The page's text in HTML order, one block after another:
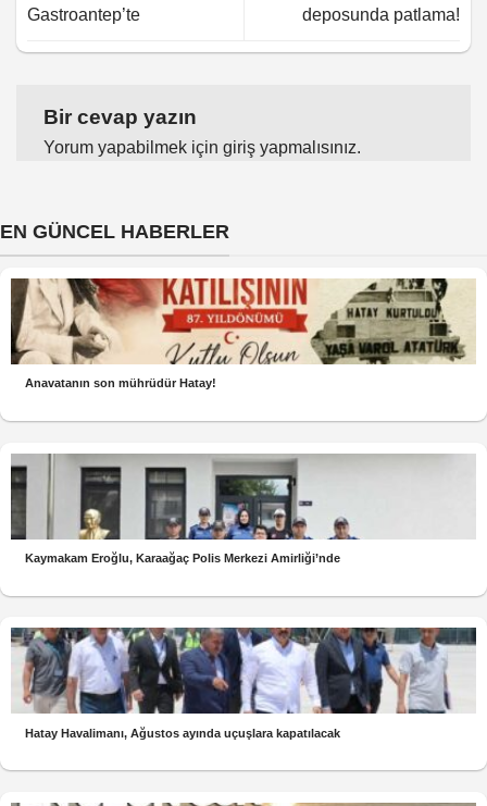
Gastroantep’te
deposunda patlama!
Bir cevap yazın
Yorum yapabilmek için giriş yapmalısınız.
EN GÜNCEL HABERLER
Anavatanın son mührüdür Hatay!
Kaymakam Eroğlu, Karaağaç Polis Merkezi Amirliği’nde
Hatay Havalimanı, Ağustos ayında uçuşlara kapatılacak